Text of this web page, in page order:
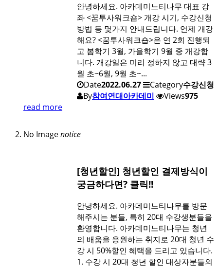
안녕하세요. 아카데미느티나무 대표 강
좌 <꿈투사워크숍> 개강 시기, 수강신청
방법 등 몇가지 안내드립니다. 언제 개강
해요? <꿈투사워크숍>은 연 2회 진행되
고 봄학기 3월, 가을학기 9월 중 개강합
니다. 개강일은 미리 정하지 않고 대략 3
월 초~6월, 9월 초~...
Date2022.06.27 Category수강신청
By참여연대아카데미 Views975
read more
No Imagenotice
[청년할인] 청년할인 결제방식이
궁금하다면? 클릭!!
안녕하세요. 아카데미느티나무를 방문
해주시는 분들, 특히 20대 수강생분들을
환영합니다. 아카데미느티나무는 청년
의 배움을 응원하는 취지로 20대 청년 수
강 시 50%할인 혜택을 드리고 있습니다.
1. 수강 시 20대 청년 할인 대상자분들의